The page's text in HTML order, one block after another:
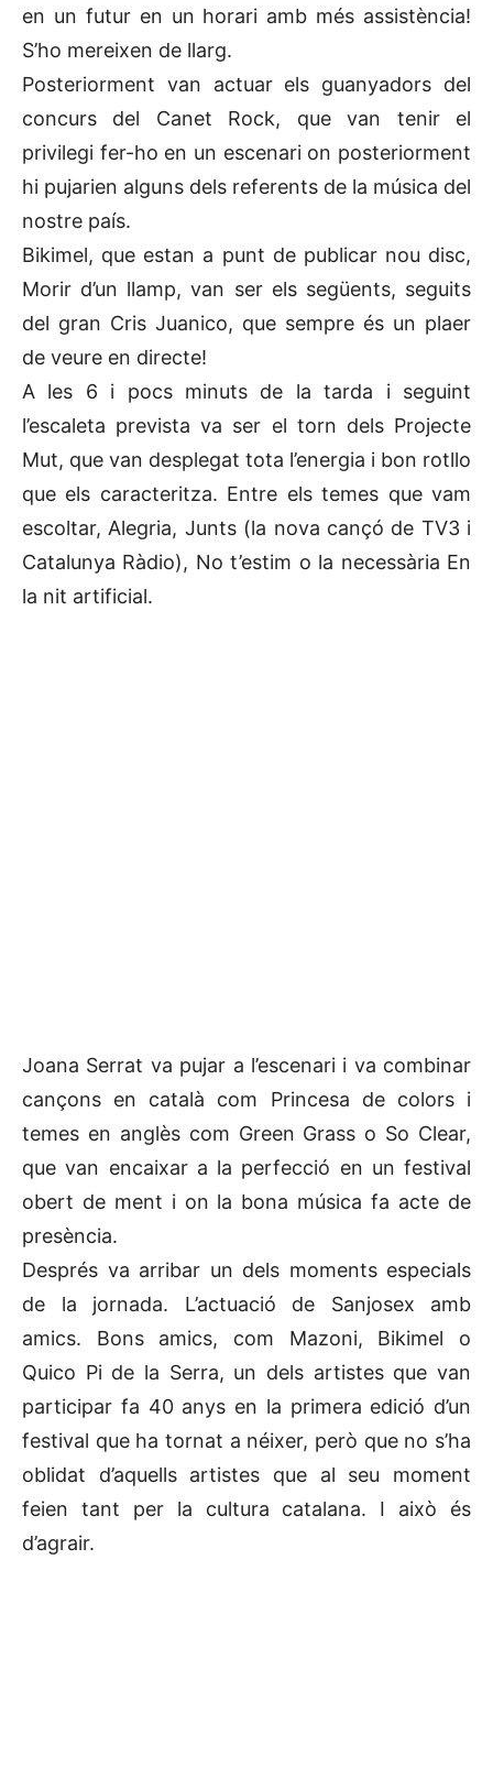
en un futur en un horari amb més assistència!
S’ho mereixen de llarg.
Posteriorment van actuar els guanyadors del
concurs del Canet Rock, que van tenir el
privilegi fer-ho en un escenari on posteriorment
hi pujarien alguns dels referents de la música del
nostre país.
Bikimel, que estan a punt de publicar nou disc,
Morir d’un llamp, van ser els següents, seguits
del gran Cris Juanico, que sempre és un plaer
de veure en directe!
A les 6 i pocs minuts de la tarda i seguint
l’escaleta prevista va ser el torn dels Projecte
Mut, que van desplegat tota l’energia i bon rotllo
que els caracteritza. Entre els temes que vam
escoltar, Alegria, Junts (la nova cançó de TV3 i
Catalunya Ràdio), No t’estim o la necessària En
la nit artificial.
Joana Serrat va pujar a l’escenari i va combinar
cançons en català com Princesa de colors i
temes en anglès com Green Grass o So Clear,
que van encaixar a la perfecció en un festival
obert de ment i on la bona música fa acte de
presència.
Després va arribar un dels moments especials
de la jornada. L’actuació de Sanjosex amb
amics. Bons amics, com Mazoni, Bikimel o
Quico Pi de la Serra, un dels artistes que van
participar fa 40 anys en la primera edició d’un
festival que ha tornat a néixer, però que no s’ha
oblidat d’aquells artistes que al seu moment
feien tant per la cultura catalana. I això és
d’agrair.